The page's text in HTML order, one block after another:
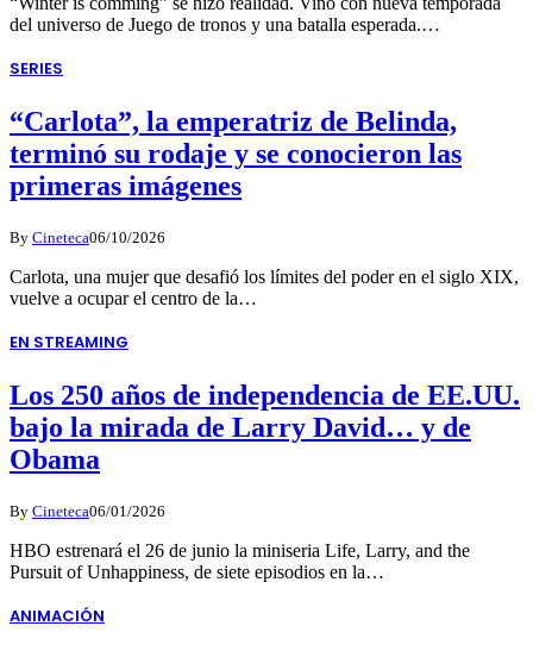
del universo de Juego de tronos y una batalla esperada.…
SERIES
“Carlota”, la emperatriz de Belinda,
terminó su rodaje y se conocieron las
primeras imágenes
By Cineteca06/10/2026
Carlota, una mujer que desafió los límites del poder en el siglo XIX,
vuelve a ocupar el centro de la…
EN STREAMING
Los 250 años de independencia de EE.UU.
bajo la mirada de Larry David… y de
Obama
By Cineteca06/01/2026
HBO estrenará el 26 de junio la miniseria Life, Larry, and the
Pursuit of Unhappiness, de siete episodios en la…
ANIMACIÓN